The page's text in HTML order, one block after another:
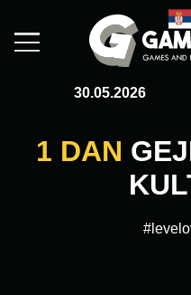
30.05.2026
1 DAN